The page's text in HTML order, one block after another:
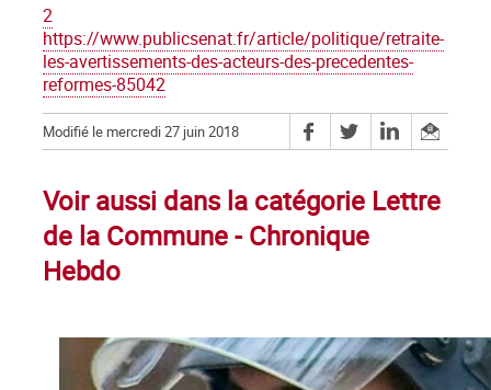
2
https://www.publicsenat.fr/article/politique/retraite-
les-avertissements-des-acteurs-des-precedentes-
reformes-85042
Modifié le mercredi 27 juin 2018
Voir aussi dans la catégorie Lettre
de la Commune - Chronique
Hebdo